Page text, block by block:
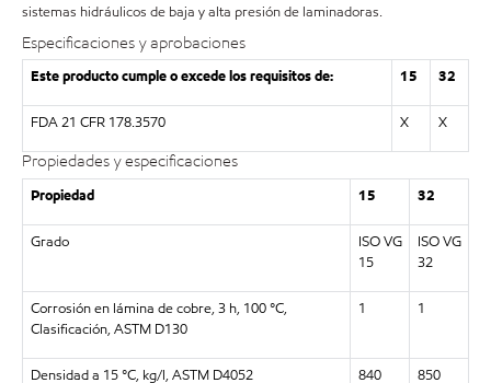
sistemas hidráulicos de baja y alta presión de laminadoras.
Especificaciones y aprobaciones
Este producto cumple o excede los requisitos de: 15 32
FDA 21 CFR 178.3570 X X
Propiedades y especificaciones
Propiedad 15 32
Grado
ISO VG
15
ISO VG
32
Corrosión en lámina de cobre, 3 h, 100 °C,
Clasificación, ASTM D130
1 1
Densidad a 15 °C, kg/l, ASTM D4052 840 850